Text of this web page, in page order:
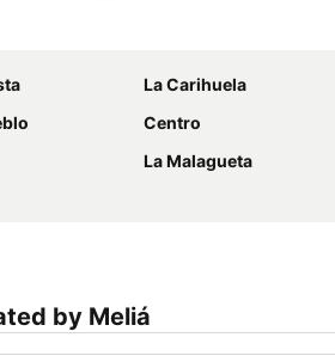
La Carihuela
Centro
La Malagueta
by Meliá